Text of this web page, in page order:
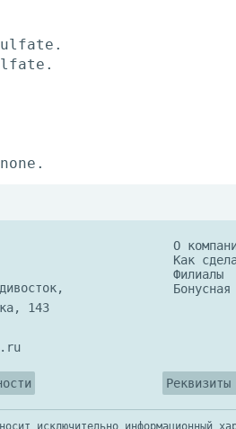
143
О
Как
Филиалы
Бонусная
исключительно информационный